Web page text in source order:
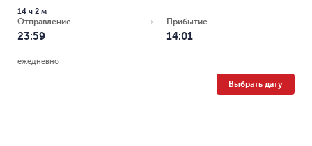
Отправление
23:59
14 ч 2 м
Прибытие
14:01
ежедневно
Выбрать дату